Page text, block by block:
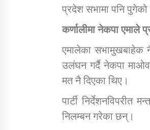
प्रदेश सभामा पनि
कर्णालीमा नेकपा एमाले
एमालेका सभामुखबाहेक
उलंघन गर्दै नेकपा
मत नै दिएका थिए।
पार्टी
निलम्बन गरेका छन्।